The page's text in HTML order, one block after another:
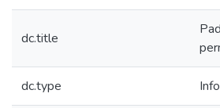
dc.title
dc.type